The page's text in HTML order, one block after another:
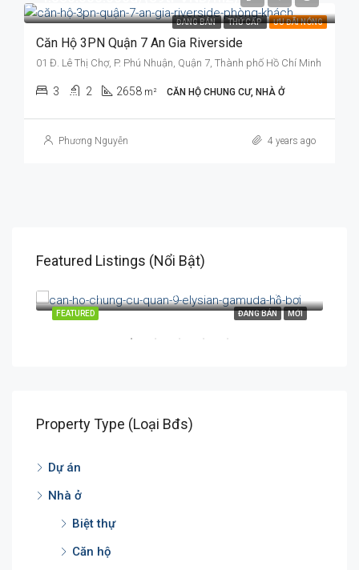
ĐANG BÁN THỨ CẤP ƯU ĐÃI NÓNG
Căn Hộ 3PN Quận 7 An Gia Riverside
01 Đ. Lê Thị Chợ, P. Phú Nhuận, Quận 7, Thành phố Hồ Chí Minh
3 2 2658 m² CĂN HỘ CHUNG CƯ, NHÀ Ở
Phương Nguyễn 4 years ago
Featured Listings (Nổi Bật)
ĐANG BÁN MỚI
FEATURED
170 Đường Lò Lu, P. Trường Thạnh, TP. Thủ Đức, TP. HCM
Property Type (Loại Bđs)
Dự án
Nhà ở
Biệt thự
Căn hộ